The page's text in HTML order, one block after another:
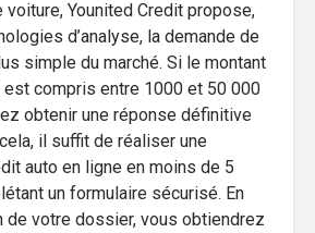
voiture, Younited Credit propose,
d’analyse, la demande de
simple du marché. Si le montant
compris entre 1000 et 50 000
obtenir une réponse définitive
il suffit de réaliser une
auto en ligne en moins de 5
un formulaire sécurisé. En
de votre dossier, vous obtiendrez